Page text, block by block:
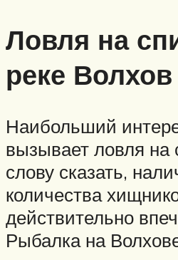
Ловля на
реке Волхов
Наибольший
вызывает ловля на
слову сказать,
количества
действительно
Рыбалка на